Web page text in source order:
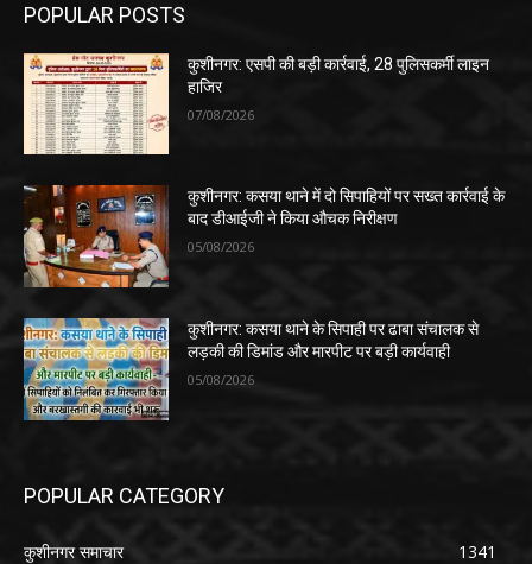
POPULAR POSTS
कुशीनगर: एसपी की बड़ी कार्रवाई, 28 पुलिसकर्मी लाइन
हाजिर
07/08/2026
कुशीनगर: कसया थाने में दो सिपाहियों पर सख्त कार्रवाई के
बाद डीआईजी ने किया औचक निरीक्षण
05/08/2026
कुशीनगर: कसया थाने के सिपाही पर ढाबा संचालक से
लड़की की डिमांड और मारपीट पर बड़ी कार्यवाही
05/08/2026
POPULAR CATEGORY
कुशीनगर समाचार
1341